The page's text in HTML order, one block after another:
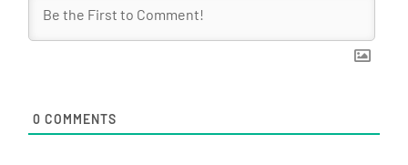
0 COMMENTS